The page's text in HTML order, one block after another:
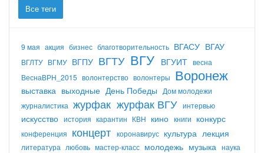
Все теги
9 мая акция бизнес благотворительность ВГАСУ ВГАУ
ВГЛТУ ВГМУ ВГПУ ВГТУ ВГУ ВГУИТ весна
ВеснаВРН_2015 волонтерство волонтеры Воронеж
выставка выходные День Победы
Дом молодежи
журналистика журфак журфак ВГУ интервью
искусство история карантин КВН кино книги конкурс
конференция концерт коронавирус культура лекция
литература любовь мастер-класс молодежь музыка наука